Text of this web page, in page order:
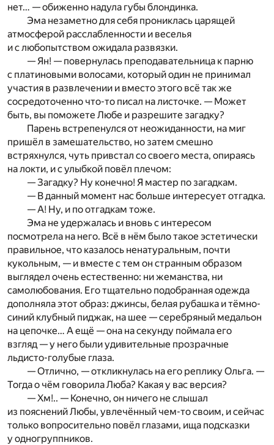
нет… — обиженно надула губы блондинка.
Эма незаметно для себя прониклась царящей
атмосферой расслабленности и веселья
и с любопытством ожидала развязки.
— Ян! — повернулась преподавательница к парню
с платиновыми волосами, который один не принимал
участия в развлечении и вместо этого всё так же
сосредоточенно что-то писал на листочке. — Может
быть, вы поможете Любе и разрешите загадку?
Парень встрепенулся от неожиданности, на миг
пришёл в замешательство, но затем смешно
встряхнулся, чуть привстал со своего места, опираясь
на локти, и с улыбкой повёл плечом:
— Загадку? Ну конечно! Я мастер по загадкам.
— В данный момент нас больше интересует отгадка.
— А! Ну, и по отгадкам тоже.
Эма не удержалась и вновь с интересом
посмотрела на него. Всё в нём было такое эстетически
правильное, что казалось ненатуральным, почти
кукольным, — и вместе с тем он странным образом
выглядел очень естественно: ни жеманства, ни
самолюбования. Его тщательно подобранная одежда
дополняла этот образ: джинсы, белая рубашка и тёмно-
синий клубный пиджак, на шее — серебряный медальон
на цепочке… А ещё — она на секунду поймала его
взгляд — у него были удивительные прозрачные
льдисто-голубые глаза.
— Отлично, — откликнулась на его реплику Ольга. —
Тогда о чём говорила Люба? Какая у вас версия?
— Хм!.. — Конечно, он ничего не слышал
из пояснений Любы, увлечённый чем-то своим, и сейчас
только вопросительно повёл глазами, ища подсказки
у одногруппников.